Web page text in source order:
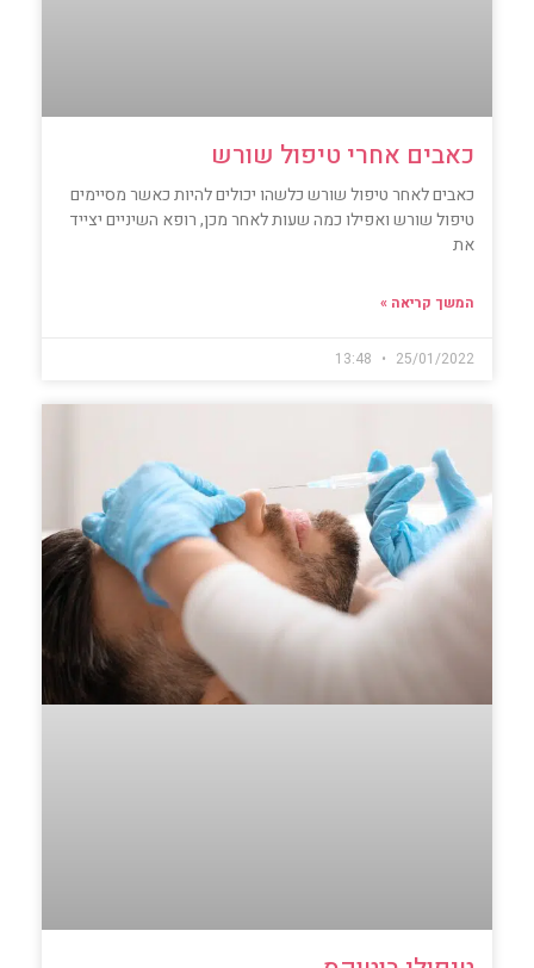
כאבים אחרי טיפול שורש
כאבים לאחר טיפול שורש כלשהו יכולים להיות כאשר מסיימים
טיפול שורש ואפילו כמה שעות לאחר מכן, רופא השיניים יצייד
את
המשך קריאה »
25/01/2022